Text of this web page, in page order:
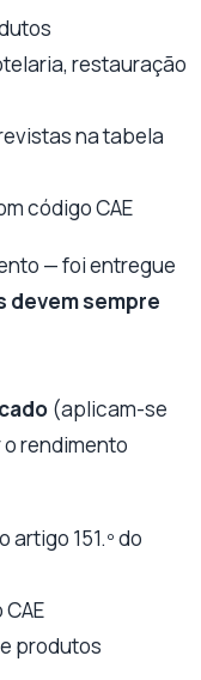
restauração
na tabela
código CAE
— foi entregue
devem sempre
(aplicam-se
rendimento
151.º do
produtos